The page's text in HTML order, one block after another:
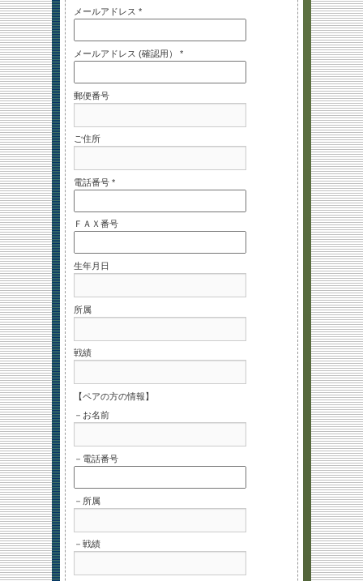
メールアドレス *
メールアドレス (確認用） *
郵便番号
ご住所
電話番号 *
ＦＡＸ番号
生年月日
所属
戦績
【ペアの方の情報】
－お名前
－電話番号
－所属
－戦績